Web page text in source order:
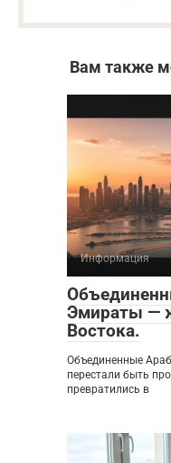
Вам также
Информация
Эмираты —
Востока.
Объединенные
перестали быть
превратились в